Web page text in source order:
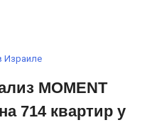
Израиле
MOMENT
714 квартир у